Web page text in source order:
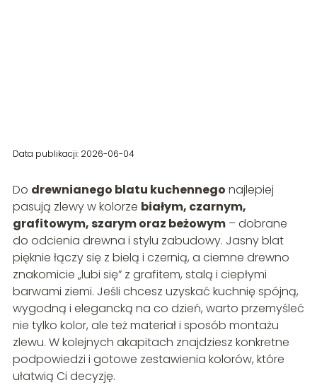
Data publikacji: 2026-06-04
Do drewnianego blatu kuchennego najlepiej
pasują zlewy w kolorze białym, czarnym,
grafitowym, szarym oraz beżowym– dobrane
do odcienia drewna i stylu zabudowy. Jasny blat
pięknie łączy się z bielą i czernią, a ciemne drewno
znakomicie „lubi się” z grafitem, stalą i ciepłymi
barwami ziemi. Jeśli chcesz uzyskać kuchnię spójną,
wygodną i elegancką na co dzień, warto przemyśleć
nie tylko kolor, ale też materiał i sposób montażu
zlewu. W kolejnych akapitach znajdziesz konkretne
podpowiedzi i gotowe zestawienia kolorów, które
ułatwią Ci decyzję.